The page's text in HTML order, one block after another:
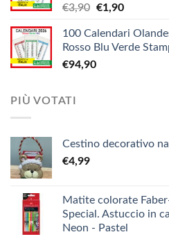
€9,90
€3,90 Il
originale
era:
€3,90.
€1,90Il
attuale
è:
100 Calendari
Rosso Blu Verde
€94,90
PIÙ VOTATI
Cestino decorativo
€4,99
Matite colorate
Special. Astuccio in
Neon - Pastel